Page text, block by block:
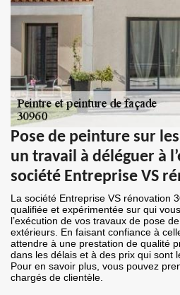
Pose de peinture sur
un travail à déléguer à
société Entreprise VS
La société Entreprise VS rénovation
qualifiée et expérimentée sur qui
l’exécution de vos travaux de pose
extérieurs. En faisant confiance à
attendre à une prestation de qualité
dans les délais et à des prix qui sont
Pour en savoir plus, vous pouvez
chargés de clientèle.